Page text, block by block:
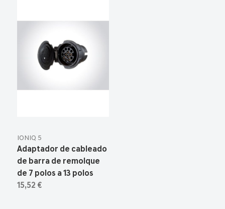
IONIQ 5
Adaptador de cableado
de barra de remolque
de 7 polos a 13 polos
15,52 €